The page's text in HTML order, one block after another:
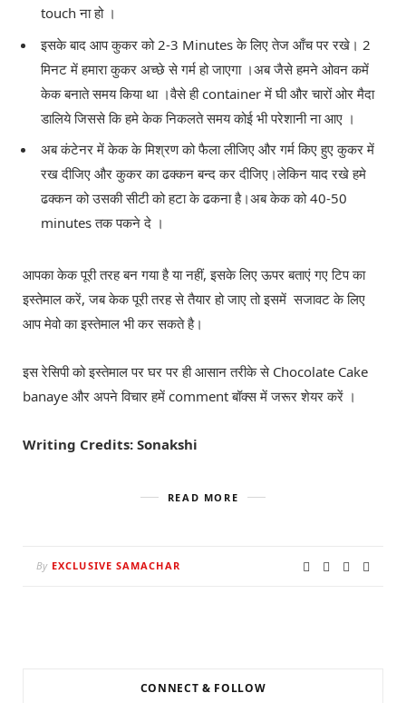
touch ना हो ।
इसके बाद आप कुकर को 2-3 Minutes के लिए तेज आँच पर रखे। 2
मिनट में हमारा कुकर अच्छे से गर्म हो जाएगा ।अब जैसे हमने ओवन कमें
केक बनाते समय किया था ।वैसे ही container में घी और चारों ओर मैदा
डालिये जिससे कि हमे केक निकलते समय कोई भी परेशानी ना आए ।
अब कंटेनर में केक के मिश्रण को फैला लीजिए और गर्म किए हुए कुकर में
रख दीजिए और कुकर का ढक्कन बन्द कर दीजिए।लेकिन याद रखे हमे
ढक्कन को उसकी सीटी को हटा के ढकना है।अब केक को 40-50
minutes तक पकने दे ।
आपका केक पूरी तरह बन गया है या नहीं, इसके लिए ऊपर बताएं गए टिप का
इस्तेमाल करें, जब केक पूरी तरह से तैयार हो जाए तो इसमें सजावट के लिए
आप मेवो का इस्तेमाल भी कर सकते है।
इस रेसिपी को इस्तेमाल पर घर पर ही आसान तरीके से Chocolate Cake
banaye और अपने विचार हमें comment बॉक्स में जरूर शेयर करें ।
Writing Credits: Sonakshi
READ MORE
By EXCLUSIVE SAMACHAR
CONNECT & FOLLOW